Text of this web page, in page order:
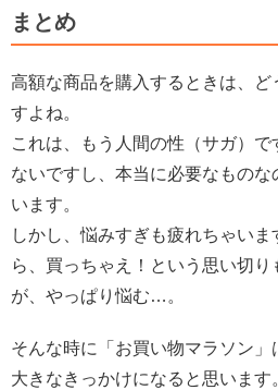
まとめ
高額な商品を購入するときは、ど
すよね。
これは、もう人間の性（サガ）で
ないですし、本当に必要なもの
います。
しかし、悩みすぎも疲れちゃい
ら、買っちゃえ！という思い切
が、やっぱり悩む…。
そんな時に「お買い物マラソン
大きなきっかけになると思います